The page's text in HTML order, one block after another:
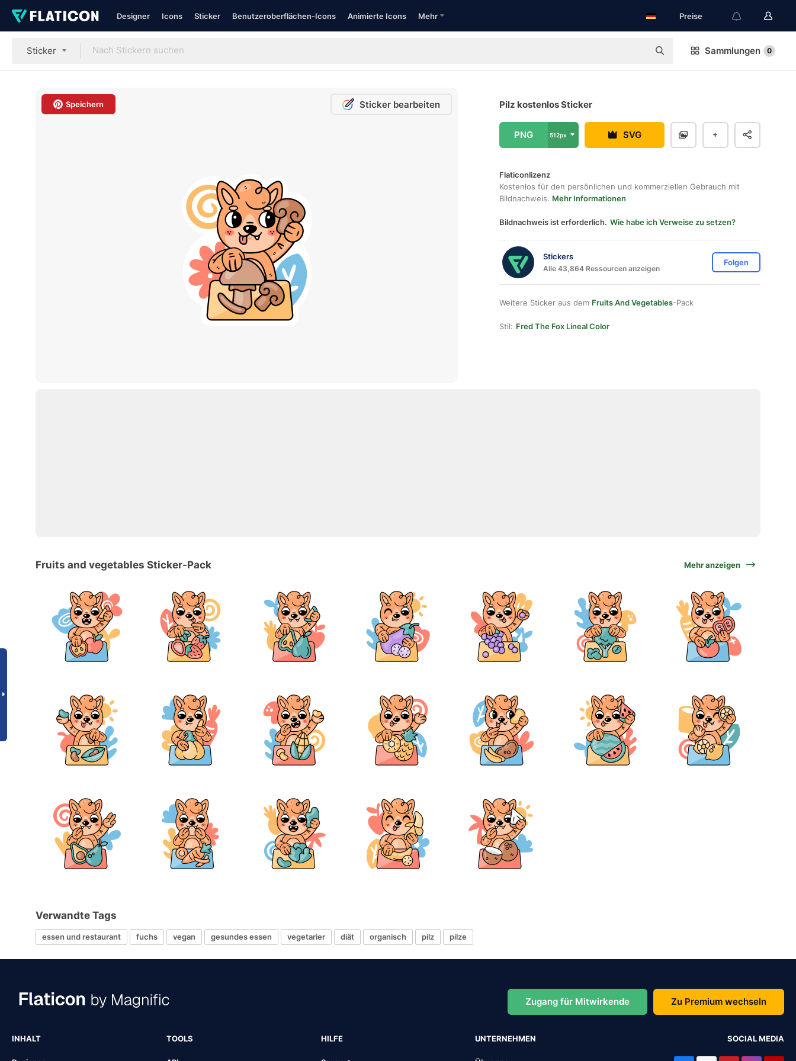
Designer Icons Sticker Benutzeroberflächen-Icons Animierte Icons Mehr Preise
Sticker Sammlungen 0
Speichern Sticker bearbeiten Pilz kostenlos Sticker
PNG 512px SVG
Flaticonlizenz
Kostenlos für den persönlichen und kommerziellen Gebrauch mit
Bildnachweis. Mehr Informationen
Bildnachweis ist erforderlich. Wie habe ich Verweise zu setzen?
Stickers
Alle 43,864 Ressourcen anzeigen
Folgen
Weitere Sticker aus dem Fruits And Vegetables-Pack
Stil: Fred The Fox Lineal Color
Fruits and vegetables Sticker-Pack Mehr anzeigen
Verwandte Tags
essen und restaurant fuchs vegan gesundes essen vegetarier diät organisch pilz pilze
Zugang für Mitwirkende Zu Premium wechseln
INHALT TOOLS HILFE UNTERNEHMEN SOCIAL MEDIA